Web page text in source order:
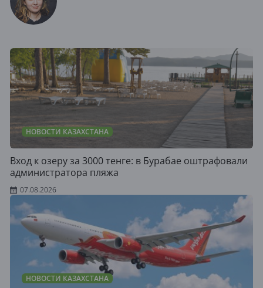
НОВОСТИ КАЗАХСТАНА
Вход к озеру за 3000 тенге: в Бурабае оштрафовали
администратора пляжа
07.08.2026
НОВОСТИ КАЗАХСТАНА